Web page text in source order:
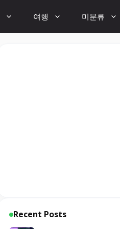
여행 미분류
Recent Posts